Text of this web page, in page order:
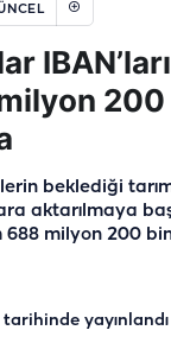
200
beklediği
aktarılmaya
milyon 200
tarihinde yayınlandı